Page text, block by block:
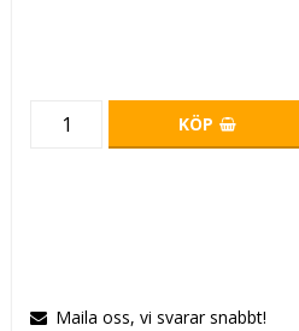
KÖP
Maila oss, vi svarar snabbt!